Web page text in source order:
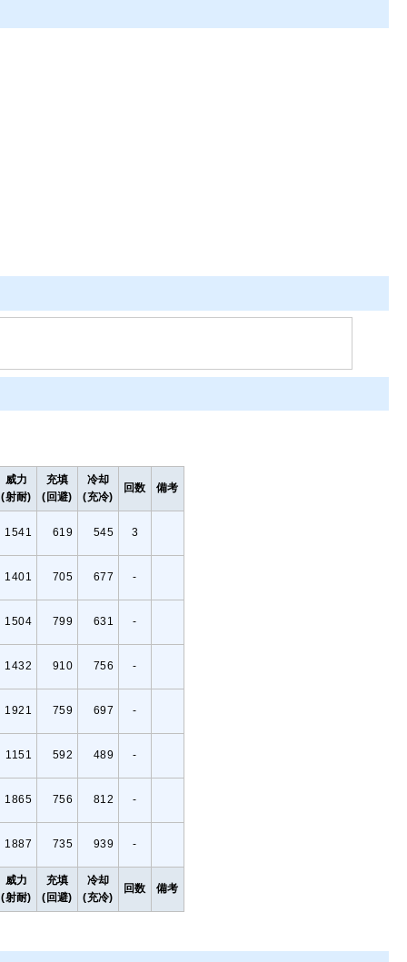
威力
(射耐)
充填
(回避)
冷却
(充冷)
回数 備考
威力
(射耐)
充填
(回避)
冷却
(充冷)
回数 備考
1541 619 545 3
1401 705 677 -
1504 799 631 -
1432 910 756 -
1921 759 697 -
1151 592 489 -
1865 756 812 -
1887 735 939 -